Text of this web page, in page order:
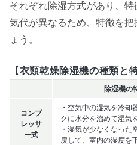
それぞれ除湿方式があり、
気代が異なるため、特徴を
ょう。
【衣類乾燥除湿機の種類と
除湿機の
コンプ
レッサ
ー式
・空気中の湿気を冷却
クに水分を溜めて湿気
・湿気が少なくなった
戻して、室内の湿度を